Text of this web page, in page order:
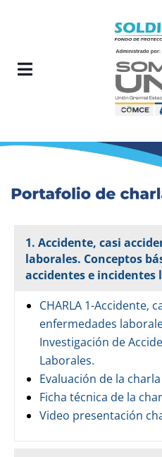
1. Accidente, casi
laborales. Conceptos
accidentes e incidentes
CHARLA 1-Accidente,
enfermedades
Investigación de
Laborales.
Evaluación de la charla
Ficha técnica de la
Video presentación